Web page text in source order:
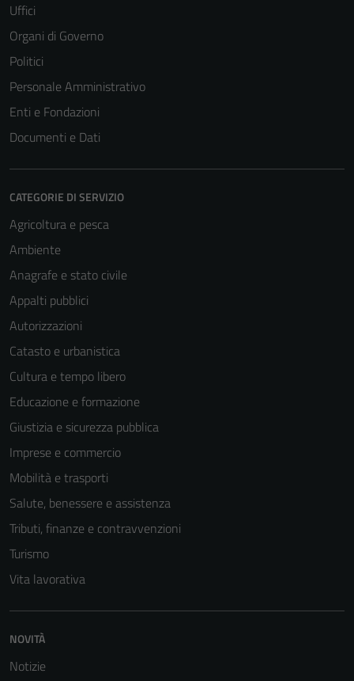
Uffici
Organi di Governo
Politici
Personale Amministrativo
Enti e Fondazioni
Documenti e Dati
CATEGORIE DI SERVIZIO
Agricoltura e pesca
Ambiente
Anagrafe e stato civile
Appalti pubblici
Autorizzazioni
Catasto e urbanistica
Cultura e tempo libero
Educazione e formazione
Giustizia e sicurezza pubblica
Imprese e commercio
Mobilità e trasporti
Salute, benessere e assistenza
Tributi, finanze e contravvenzioni
Turismo
Vita lavorativa
NOVITÀ
Notizie